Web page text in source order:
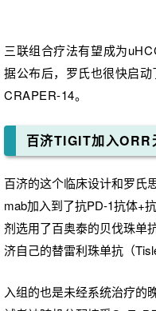
三联组合疗法有望成为
据公布后， 罗氏也很快启动
CRAPER-14。
百济TIGIT加入ORR
百济的这个临床设计和罗氏
mab加入到了抗PD-1抗体+
剂选用了百奥泰的贝伐珠单
济自己的替雷利珠单抗（
入组的也是未经系统治疗的